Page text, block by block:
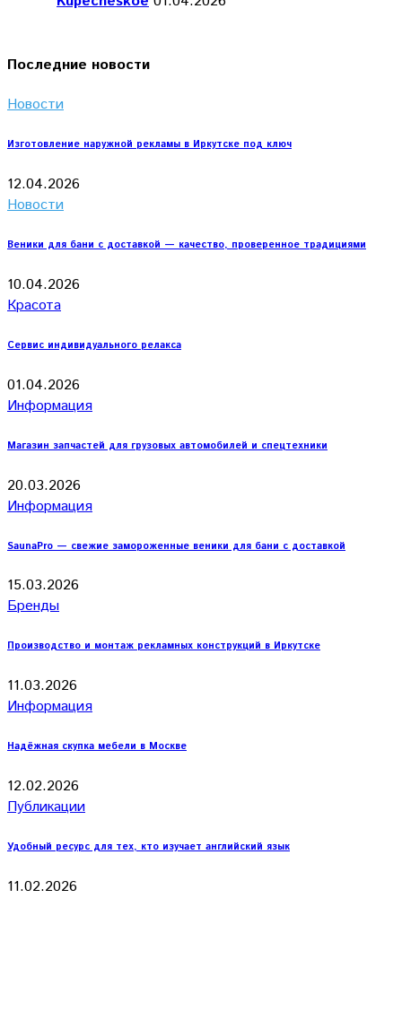
Последние новости
Новости
Изготовление наружной рекламы в Иркутске под ключ
12.04.2026
Новости
Веники для бани с доставкой — качество, проверенное традициями
10.04.2026
Красота
Сервис индивидуального релакса
01.04.2026
Информация
Магазин запчастей для грузовых автомобилей и спецтехники
20.03.2026
Информация
SaunaPro — свежие замороженные веники для бани с доставкой
15.03.2026
Бренды
Производство и монтаж рекламных конструкций в Иркутске
11.03.2026
Информация
Надёжная скупка мебели в Москве
12.02.2026
Публикации
Удобный ресурс для тех, кто изучает английский язык
11.02.2026